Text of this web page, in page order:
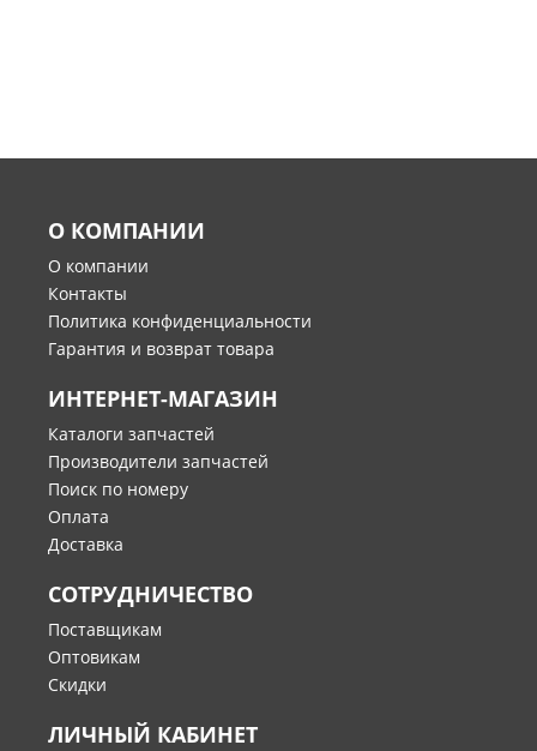
О КОМПАНИИ
О компании
Контакты
Политика конфиденциальности
Гарантия и возврат товара
ИНТЕРНЕТ-МАГАЗИН
Каталоги запчастей
Производители запчастей
Поиск по номеру
Оплата
Доставка
СОТРУДНИЧЕСТВО
Поставщикам
Оптовикам
Скидки
ЛИЧНЫЙ КАБИНЕТ